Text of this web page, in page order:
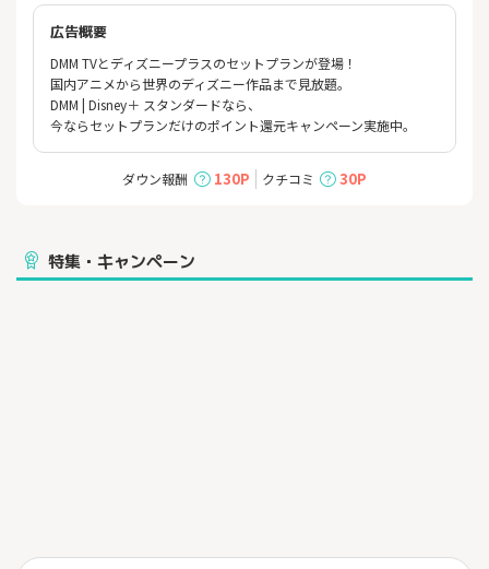
広告概要
DMM TVとディズニープラスのセットプランが登場！
国内アニメから世界のディズニー作品まで見放題。
DMM | Disney＋ スタンダードなら、
今ならセットプランだけのポイント還元キャンペーン実施中。
ダウン報酬 130P クチコミ 30P
特集・キャンペーン